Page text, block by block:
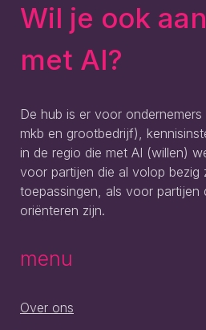
Wil je ook
met AI?
De hub is er voor
mkb en grootbedrijf),
in de regio die met AI (willen)
voor partijen die al volop bezig
toepassingen, als voor partijen
oriënteren zijn.
menu
Over ons